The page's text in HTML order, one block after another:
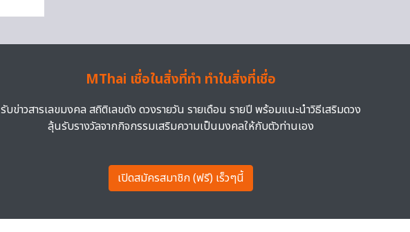
MThai เชื่อในสิ่งที่ทำ ทำในสิ่งที่เชื่อ
รับข่าวสารเลขมงคล สถิติเลขดัง ดวงรายวัน รายเดือน รายปี พร้อมแนะนำวิธีเสริมดวง
ลุ้นรับรางวัลจากกิจกรรมเสริมความเป็นมงคลให้กับตัวท่านเอง
เปิดสมัครสมาชิก (ฟรี) เร็วๆนี้